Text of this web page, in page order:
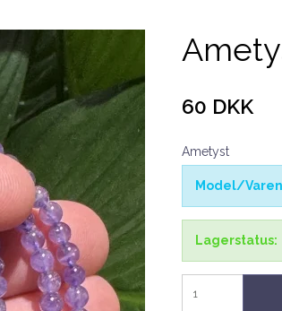
60 DKK
Ametyst
Model/
Lagerstatus: